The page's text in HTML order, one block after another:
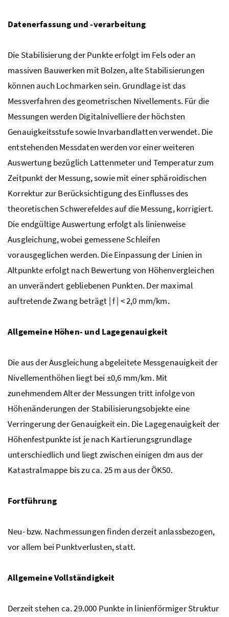
Datenerfassung und -verarbeitung
Die Stabilisierung der Punkte erfolgt im Fels oder an
massiven Bauwerken mit Bolzen, alte Stabilisierungen
können auch Lochmarken sein. Grundlage ist das
Messverfahren des geometrischen Nivellements. Für die
Messungen werden Digitalnivelliere der höchsten
Genauigkeitsstufe sowie Invarbandlatten verwendet. Die
entstehenden Messdaten werden vor einer weiteren
Auswertung bezüglich Lattenmeter und Temperatur zum
Zeitpunkt der Messung, sowie mit einer sphäroidischen
Korrektur zur Berücksichtigung des Einflusses des
theoretischen Schwerefeldes auf die Messung, korrigiert.
Die endgültige Auswertung erfolgt als linienweise
Ausgleichung, wobei gemessene Schleifen
vorausgeglichen werden. Die Einpassung der Linien in
Altpunkte erfolgt nach Bewertung von Höhenvergleichen
an unverändert gebliebenen Punkten. Der maximal
auftretende Zwang beträgt | f | < 2,0 mm/km.
Allgemeine Höhen- und Lagegenauigkeit
Die aus der Ausgleichung abgeleitete Messgenauigkeit der
Nivellementhöhen liegt bei ±0,6 mm/km. Mit
zunehmendem Alter der Messungen tritt infolge von
Höhenänderungen der Stabilisierungsobjekte eine
Verringerung der Genauigkeit ein. Die Lagegenauigkeit der
Höhenfestpunkte ist je nach Kartierungsgrundlage
unterschiedlich und liegt zwischen einigen dm aus der
Katastralmappe bis zu ca. 25 m aus der ÖK50.
Fortführung
Neu- bzw. Nachmessungen finden derzeit anlassbezogen,
vor allem bei Punktverlusten, statt.
Allgemeine Vollständigkeit
Derzeit stehen ca. 29.000 Punkte in linienförmiger Struktur